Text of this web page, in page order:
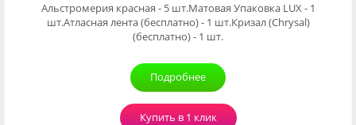
Альстромерия красная - 5 шт.Матовая Упаковка LUX - 1
шт.Атласная лента (бесплатно) - 1 шт.Кризал (Chrysal)
(бесплатно) - 1 шт.
Подробнее
Купить в 1 клик